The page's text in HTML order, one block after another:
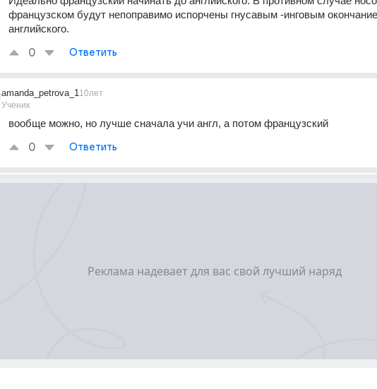
французском будут непоправимо испорчены гнусавым -инговым
английского.
0 Ответить
amanda_petrova_1
Ученик
10лет
вообще можно, но лучше сначала учи англ, а потом французский
0 Ответить